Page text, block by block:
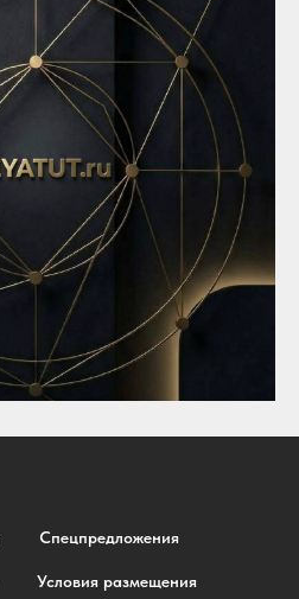
Спецпредложения
Условия размещения